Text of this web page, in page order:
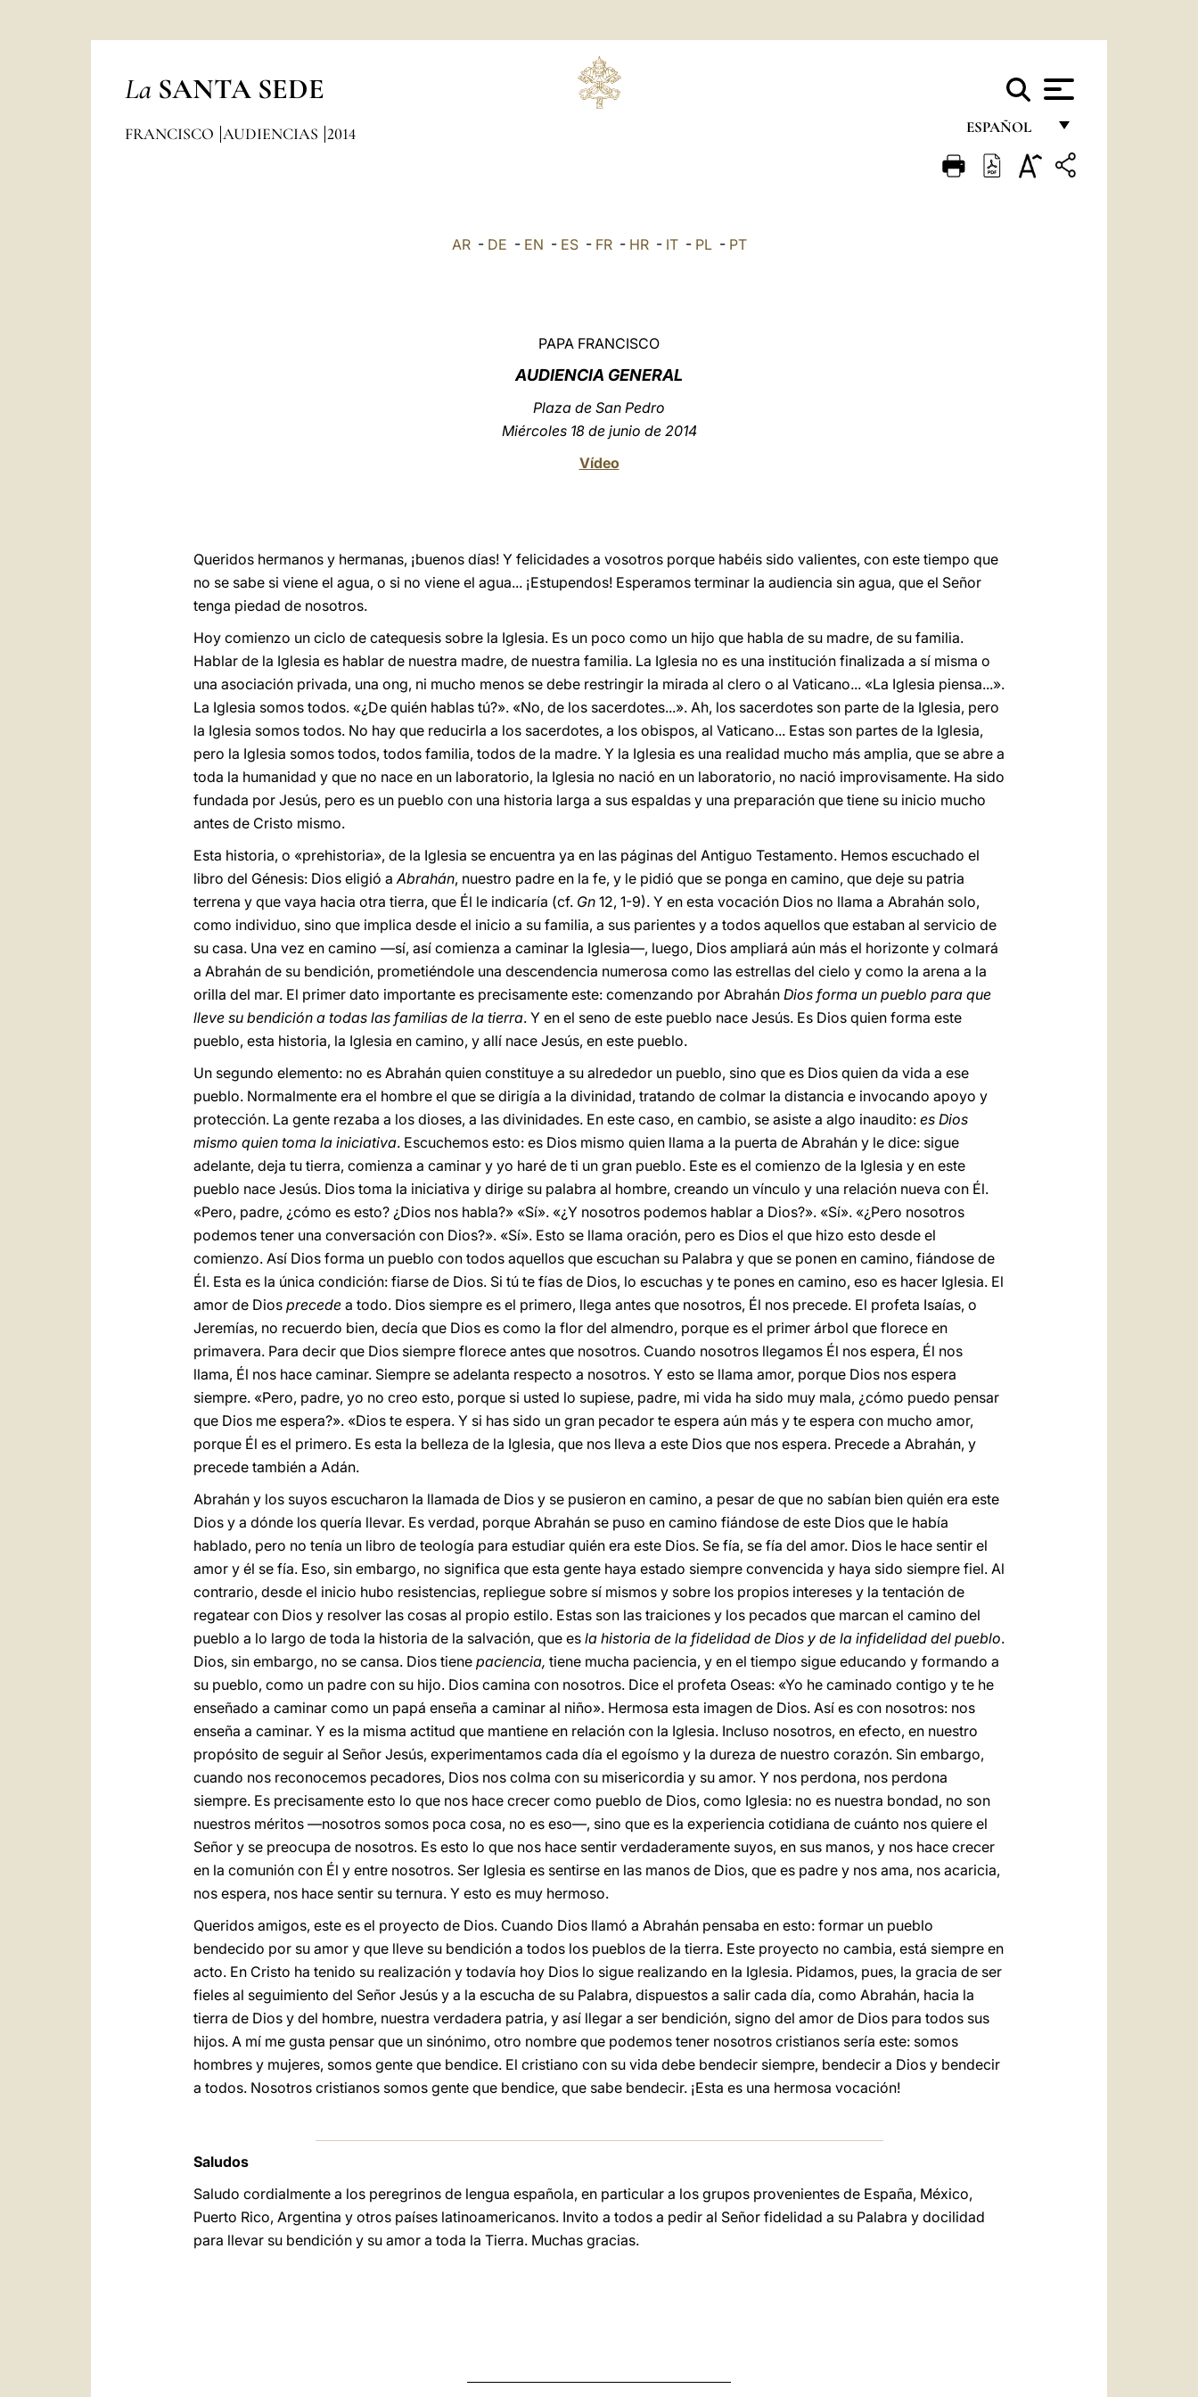
La SANTA SEDE
ESPAÑOL
FRANÇAIS
FRANCISCO AUDIENCIAS 2014
AR- DE - EN - ES- FR- HR- IT- PL- PT
PAPA FRANCISCO
AUDIENCIA GENERAL
Plaza de San Pedro
Miércoles 18 de junio de 2014
Vídeo
Queridos hermanos y hermanas, ¡buenos días! Y felicidades a vosotros porque habéis sido valientes, con este tiempo que
no se sabe si viene el agua, o si no viene el agua... ¡Estupendos! Esperamos terminar la audiencia sin agua, que el Señor
tenga piedad de nosotros.
Hoy comienzo un ciclo de catequesis sobre la Iglesia. Es un poco como un hijo que habla de su madre, de su familia.
Hablar de la Iglesia es hablar de nuestra madre, de nuestra familia. La Iglesia no es una institución finalizada a sí misma o
una asociación privada, una ong, ni mucho menos se debe restringir la mirada al clero o al Vaticano... «La Iglesia piensa...».
La Iglesia somos todos. «¿De quién hablas tú?». «No, de los sacerdotes...». Ah, los sacerdotes son parte de la Iglesia, pero
la Iglesia somos todos. No hay que reducirla a los sacerdotes, a los obispos, al Vaticano... Estas son partes de la Iglesia,
pero la Iglesia somos todos, todos familia, todos de la madre. Y la Iglesia es una realidad mucho más amplia, que se abre a
toda la humanidad y que no nace en un laboratorio, la Iglesia no nació en un laboratorio, no nació improvisamente. Ha sido
fundada por Jesús, pero es un pueblo con una historia larga a sus espaldas y una preparación que tiene su inicio mucho
antes de Cristo mismo.
Esta historia, o «prehistoria», de la Iglesia se encuentra ya en las páginas del Antiguo Testamento. Hemos escuchado el
libro del Génesis: Dios eligió aAbrahán, nuestro padre en la fe, y le pidió que se ponga en camino, que deje su patria
terrena y que vaya hacia otra tierra, que Él le indicaría (cf. Gn 12, 1-9). Y en esta vocación Dios no llama a Abrahán solo,
como individuo, sino que implica desde el inicio a su familia, a sus parientes y a todos aquellos que estaban al servicio de
su casa. Una vez en camino —sí, así comienza a caminar la Iglesia—, luego, Dios ampliará aún más el horizonte y colmará
a Abrahán de su bendición, prometiéndole una descendencia numerosa como las estrellas del cielo y como la arena a la
orilla del mar. El primer dato importante es precisamente este: comenzando por Abrahán Dios forma un pueblo para que
lleve su bendición a todas las familias de la tierra. Y en el seno de este pueblo nace Jesús. Es Dios quien forma este
pueblo, esta historia, la Iglesia en camino, y allí nace Jesús, en este pueblo.
Un segundo elemento: no es Abrahán quien constituye a su alrededor un pueblo, sino que es Dios quien da vida a ese
pueblo. Normalmente era el hombre el que se dirigía a la divinidad, tratando de colmar la distancia e invocando apoyo y
protección. La gente rezaba a los dioses, a las divinidades. En este caso, en cambio, se asiste a algo inaudito: es Dios
mismo quien toma la iniciativa. Escuchemos esto: es Dios mismo quien llama a la puerta de Abrahán y le dice: sigue
adelante, deja tu tierra, comienza a caminar y yo haré de ti un gran pueblo. Este es el comienzo de la Iglesia y en este
pueblo nace Jesús. Dios toma la iniciativa y dirige su palabra al hombre, creando un vínculo y una relación nueva con Él.
«Pero, padre, ¿cómo es esto? ¿Dios nos habla?» «Sí». «¿Y nosotros podemos hablar a Dios?». «Sí». «¿Pero nosotros
podemos tener una conversación con Dios?». «Sí». Esto se llama oración, pero es Dios el que hizo esto desde el
comienzo. Así Dios forma un pueblo con todos aquellos que escuchan su Palabra y que se ponen en camino, fiándose de
Él. Esta es la única condición: fiarse de Dios. Si tú te fías de Dios, lo escuchas y te pones en camino, eso es hacer Iglesia. El
amor de Dios precede a todo. Dios siempre es el primero, llega antes que nosotros, Él nos precede. El profeta Isaías, o
Jeremías, no recuerdo bien, decía que Dios es como la flor del almendro, porque es el primer árbol que florece en
primavera. Para decir que Dios siempre florece antes que nosotros. Cuando nosotros llegamos Él nos espera, Él nos
llama, Él nos hace caminar. Siempre se adelanta respecto a nosotros. Y esto se llama amor, porque Dios nos espera
siempre. «Pero, padre, yo no creo esto, porque si usted lo supiese, padre, mi vida ha sido muy mala, ¿cómo puedo pensar
que Dios me espera?». «Dios te espera. Y si has sido un gran pecador te espera aún más y te espera con mucho amor,
porque Él es el primero. Es esta la belleza de la Iglesia, que nos lleva a este Dios que nos espera. Precede a Abrahán, y
precede también a Adán.
Abrahán y los suyos escucharon la llamada de Dios y se pusieron en camino, a pesar de que no sabían bien quién era este
Dios y a dónde los quería llevar. Es verdad, porque Abrahán se puso en camino fiándose de este Dios que le había
hablado, pero no tenía un libro de teología para estudiar quién era este Dios. Se fía, se fía del amor. Dios le hace sentir el
amor y él se fía. Eso, sin embargo, no significa que esta gente haya estado siempre convencida y haya sido siempre fiel. Al
contrario, desde el inicio hubo resistencias, repliegue sobre sí mismos y sobre los propios intereses y la tentación de
regatear con Dios y resolver las cosas al propio estilo. Estas son las traiciones y los pecados que marcan el camino del
pueblo a lo largo de toda la historia de la salvación, que es la historia de la fidelidad de Dios y de la infidelidad del pueblo.
Dios, sin embargo, no se cansa. Dios tiene paciencia, tiene mucha paciencia, y en el tiempo sigue educando y formando a
su pueblo, como un padre con su hijo. Dios camina con nosotros. Dice el profeta Oseas: «Yo he caminado contigo y te he
enseñado a caminar como un papá enseña a caminar al niño». Hermosa esta imagen de Dios. Así es con nosotros: nos
enseña a caminar. Y es la misma actitud que mantiene en relación con la Iglesia. Incluso nosotros, en efecto, en nuestro
propósito de seguir al Señor Jesús, experimentamos cada día el egoísmo y la dureza de nuestro corazón. Sin embargo,
cuando nos reconocemos pecadores, Dios nos colma con su misericordia y su amor. Y nos perdona, nos perdona
siempre. Es precisamente esto lo que nos hace crecer como pueblo de Dios, como Iglesia: no es nuestra bondad, no son
nuestros méritos —nosotros somos poca cosa, no es eso—, sino que es la experiencia cotidiana de cuánto nos quiere el
Señor y se preocupa de nosotros. Es esto lo que nos hace sentir verdaderamente suyos, en sus manos, y nos hace crecer
en la comunión con Él y entre nosotros. Ser Iglesia es sentirse en las manos de Dios, que es padre y nos ama, nos acaricia,
nos espera, nos hace sentir su ternura. Y esto es muy hermoso.
Queridos amigos, este es el proyecto de Dios. Cuando Dios llamó a Abrahán pensaba en esto: formar un pueblo
bendecido por su amor y que lleve su bendición a todos los pueblos de la tierra. Este proyecto no cambia, está siempre en
acto. En Cristo ha tenido su realización y todavía hoy Dios lo sigue realizando en la Iglesia. Pidamos, pues, la gracia de ser
fieles al seguimiento del Señor Jesús y a la escucha de su Palabra, dispuestos a salir cada día, como Abrahán, hacia la
tierra de Dios y del hombre, nuestra verdadera patria, y así llegar a ser bendición, signo del amor de Dios para todos sus
hijos. A mí me gusta pensar que un sinónimo, otro nombre que podemos tener nosotros cristianos sería este: somos
hombres y mujeres, somos gente que bendice. El cristiano con su vida debe bendecir siempre, bendecir a Dios y bendecir
a todos. Nosotros cristianos somos gente que bendice, que sabe bendecir. ¡Esta es una hermosa vocación!
Saludos
Saludo cordialmente a los peregrinos de lengua española, en particular a los grupos provenientes de España, México,
Puerto Rico, Argentina y otros países latinoamericanos. Invito a todos a pedir al Señor fidelidad a su Palabra y docilidad
para llevar su bendición y su amor a toda la Tierra. Muchas gracias.